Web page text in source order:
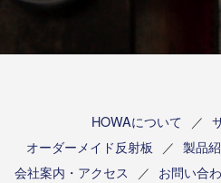
HOWAについて
オーダーメイド反射板
製品
会社案内・アクセス
お問い合